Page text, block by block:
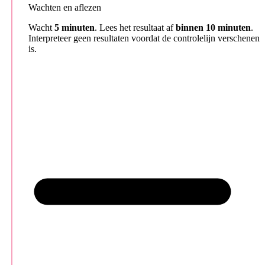
Wachten en aflezen
Wacht 5 minuten. Lees het resultaat afbinnen 10 minuten.
Interpreteer geen resultaten voordat de controlelijn verschenen
is.